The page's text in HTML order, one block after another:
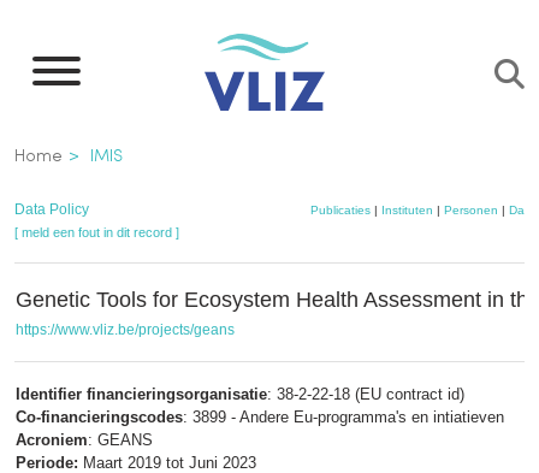
naar
inhoud
gaan
Kruimelpad
Home IMIS
Data Policy Publicaties | Instituten | Personen |
[ meld een fout in dit record ]
Genetic Tools for Ecosystem Health Assessment in
https://www.vliz.be/projects/geans
Identifier financieringsorganisatie: 38-2-22-18 (EU contract id)
Co-financieringscodes: 3899 - Andere Eu-programma's en intiatieven
Acroniem: GEANS
Periode: Maart 2019 tot Juni 2023